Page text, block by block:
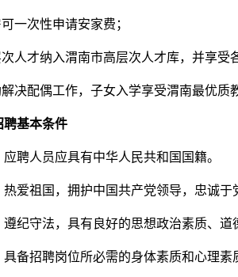
次性申请安家费；
才纳入渭南市高层次人才库，并享受
配偶工作，子女入学享受渭南最优质
聘基本条件
人员应具有中华人民共和国国籍。
祖国，拥护中国共产党领导，忠诚于
守法，具有良好的思想政治素质、道
招聘岗位所必需的身体素质和心理素